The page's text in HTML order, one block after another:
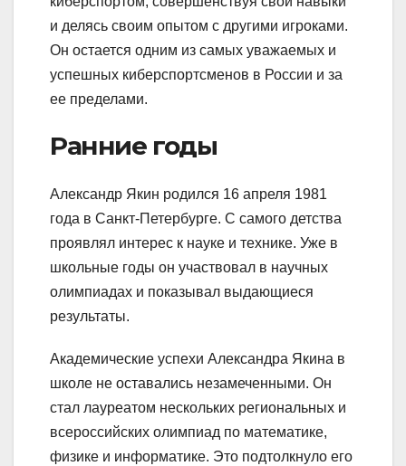
и делясь своим опытом с другими игроками.
Он остается одним из самых уважаемых и
успешных киберспортсменов в России и за
ее пределами.
Ранние годы
Александр Якин родился 16 апреля 1981
года в Санкт-Петербурге. С самого детства
проявлял интерес к науке и технике. Уже в
школьные годы он участвовал в научных
олимпиадах и показывал выдающиеся
результаты.
Академические успехи Александра Якина в
школе не оставались незамеченными. Он
стал лауреатом нескольких региональных и
всероссийских олимпиад по математике,
физике и информатике. Это подтолкнуло его